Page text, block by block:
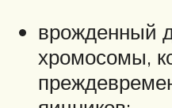
врожденный
хромосомы,